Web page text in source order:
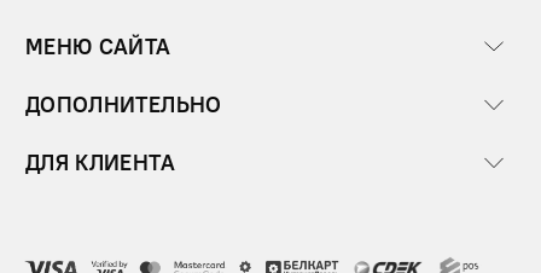
МЕНЮ САЙТА
ДОПОЛНИТЕЛЬНО
ДЛЯ КЛИЕНТА